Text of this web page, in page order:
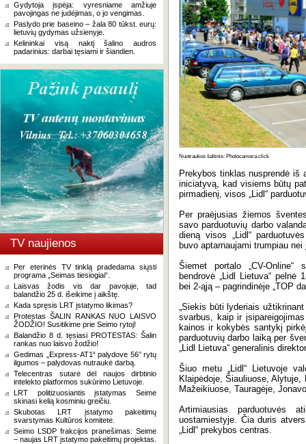
Gydytoja įspėja: vyresniame amžiuje
pavojingas ne judėjimas, o jo vengimas.
Paslydo prie baseino – žala 80 tūkst. eurų:
lietuvių gydymas užsienyje.
Kelininkai visą naktį šalino audros
padarinius: darbai tęsiami ir šiandien.
TV naujienos
Per eterinės TV tinklą pradedama siųsti
programa „Seimas tiesiogiai“.
Laisvas žodis vis dar pavojuje, tad
balandžio 25 d. išeikime į aikštę.
Kada spręsis LRT įstatymo likimas?
Protestas ŠALIN RANKAS NUO LAISVO
ŽODŽIO! Susitikime prie Seimo rytoj!
Balandžio 8 d. tęsiasi PROTESTAS: Šalin
rankas nuo laisvo žodžio!
Gedimas „Express-AT1“ palydove 56° rytų
ilgumos – palydovas nutraukė darbą.
Telecentras sutarė dėl naujos dirbtinio
intelekto platformos sukūrimo Lietuvoje.
LRT politizuosiantis įstatymas Seime
skinasi kelią kosminiu greičiu.
Skubotas LRT įstatymo pakeitimų
svarstymas Kultūros komitete.
Seimo LSDP frakcijos pranešimas: Seime
– naujas LRT įstatymo pakeitimų projektas.
Nuotraukos šaltinis: Photocamera.click
Prekybos tinklas nusprendė iš
iniciatyvą, kad visiems būtų
pirmadienį, visos „Lidl“
Per praėjusias žiemos
savo parduotuvių darbo
dieną visos „Lidl“
buvo aptarnaujami trumpiau nei
Šiemet portalo „CV-Online“
bendrovė „Lidl Lietuva“
bei 2-ąją – pagrindinėje „TOP
„Siekis būti lyderiais
svarbus, kaip ir
kainos ir kokybės santykį
parduotuvių darbo laiką per
„Lidl Lietuva“ generalinis
Šiuo metu „Lidl“ Lietuvoje
Klaipėdoje, Šiauliuose,
Mažeikiuose, Tauragėje,
Artimiausias parduotuvės
uostamiestyje. Čia duris
„Lidl“ prekybos centras.